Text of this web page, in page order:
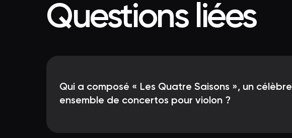
Questions liées
Qui a composé « Les Quatre Saisons », un célèbre
ensemble de concertos pour violon ?